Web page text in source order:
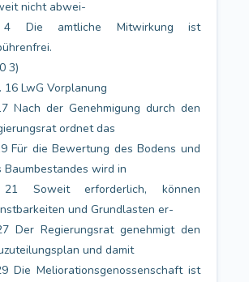
nicht abwei-
Die amtliche Mitwirkung ist
3)
16 LwG Vorplanung
Nach der Genehmigung durch den
ordnet das
Für die Bewertung des Bodens und
Baumbestandes wird in
Soweit erforderlich, können
und Grundlasten er-
Der Regierungsrat genehmigt den
und damit
Die Meliorationsgenossenschaft ist